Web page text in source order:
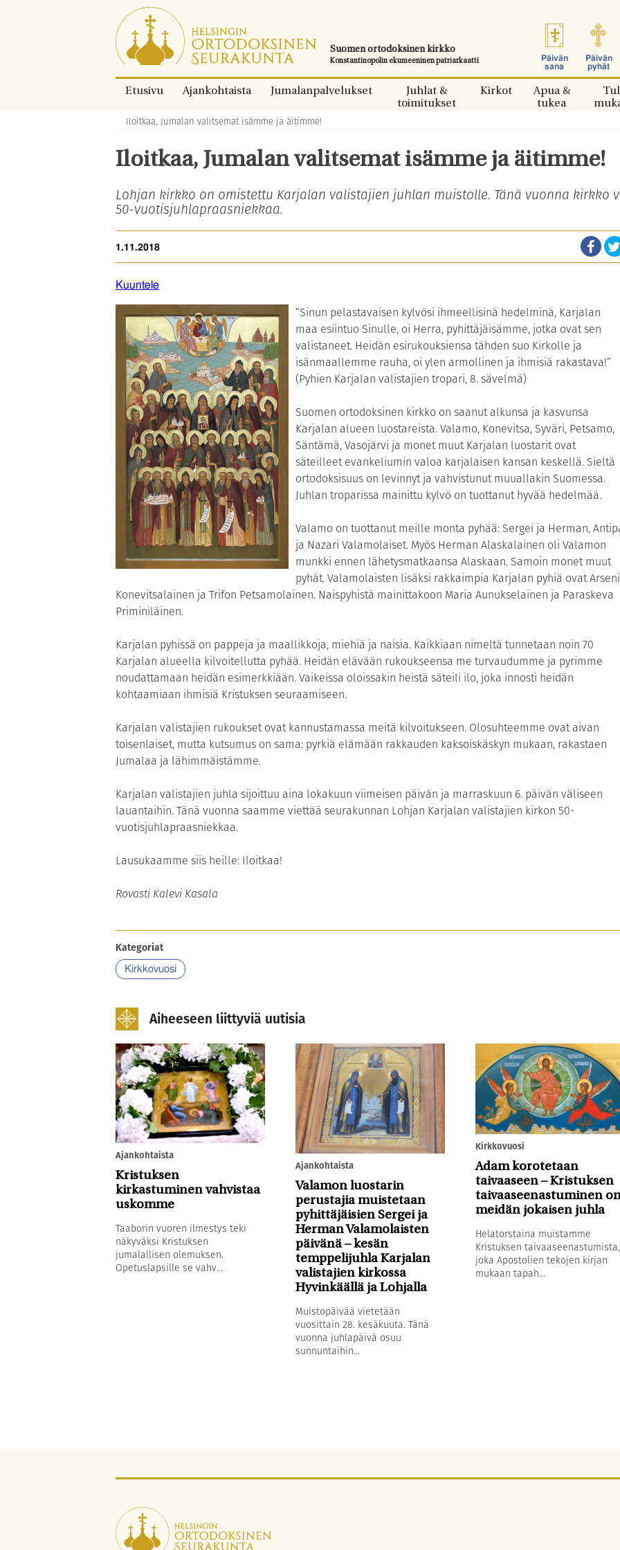
Siirry
suoraan
sisältöön.
Suomen ortodoksinen kirkko
Konstantinopolin ekumeeninen patriarkaatti
Päivän
sana
Päivän
pyhät
Etusivu Ajankohtaista Jumalanpalvelukset
Juhlat &
toimitukset
Kirkot
Apua &
tukea
Murupolku:
Iloitkaa, Jumalan valitsemat isämme ja äitimme!
Iloitkaa, Jumalan valitsemat isämme ja äitimme!
Lohjan kirkko on omistettu Karjalan valistajien juhlan muistolle. Tänä vuonna kirkko
50-vuotisjuhlapraasniekkaa.
1.11.2018
Kuuntele
”Sinun pelastavaisen kylvösi ihmeellisinä hedelminä, Karjalan
maa esiintuo Sinulle, oi Herra, pyhittäjäisämme, jotka ovat sen
valistaneet. Heidän esirukouksiensa tähden suo Kirkolle ja
isänmaallemme rauha, oi ylen armollinen ja ihmisiä rakastava!”
(Pyhien Karjalan valistajien tropari, 8. sävelmä)
Suomen ortodoksinen kirkko on saanut alkunsa ja kasvunsa
Karjalan alueen luostareista. Valamo, Konevitsa, Syväri, Petsamo,
Säntämä, Vasojärvi ja monet muut Karjalan luostarit ovat
säteilleet evankeliumin valoa karjalaisen kansan keskellä. Sieltä
ortodoksisuus on levinnyt ja vahvistunut muuallakin Suomessa.
Juhlan troparissa mainittu kylvö on tuottanut hyvää hedelmää.
Valamo on tuottanut meille monta pyhää: Sergei ja Herman,
ja Nazari Valamolaiset. Myös Herman Alaskalainen oli Valamon
munkki ennen lähetysmatkaansa Alaskaan. Samoin monet muut
pyhät. Valamolaisten lisäksi rakkaimpia Karjalan pyhiä ovat Arseni
Konevitsalainen ja Trifon Petsamolainen. Naispyhistä mainittakoon Maria Aunukselainen ja Paraskeva
Priminiläinen.
Karjalan pyhissä on pappeja ja maallikkoja, miehiä ja naisia. Kaikkiaan nimeltä tunnetaan noin 70
Karjalan alueella kilvoitellutta pyhää. Heidän elävään rukoukseensa me turvaudumme ja pyrimme
noudattamaan heidän esimerkkiään. Vaikeissa oloissakin heistä säteili ilo, joka innosti heidän
kohtaamiaan ihmisiä Kristuksen seuraamiseen.
Karjalan valistajien rukoukset ovat kannustamassa meitä kilvoitukseen. Olosuhteemme ovat aivan
toisenlaiset, mutta kutsumus on sama: pyrkiä elämään rakkauden kaksoiskäskyn mukaan, rakastaen
Jumalaa ja lähimmäistämme.
Karjalan valistajien juhla sijoittuu aina lokakuun viimeisen päivän ja marraskuun 6. päivän väliseen
lauantaihin. Tänä vuonna saamme viettää seurakunnan Lohjan Karjalan valistajien kirkon 50-
vuotisjuhlapraasniekkaa.
Lausukaamme siis heille: Iloitkaa!
Rovasti Kalevi Kasala
Kategoriat
Kirkkovuosi
Aiheeseen liittyviä uutisia
Ajankohtaista
Kristuksen
kirkastuminen vahvistaa
uskomme
Taaborin vuoren ilmestys teki
näkyväksi Kristuksen
jumalallisen olemuksen.
Opetuslapsille se vahv...
Ajankohtaista
Valamon luostarin
perustajia muistetaan
pyhittäjäisien Sergei ja
Herman Valamolaisten
päivänä – kesän
temppelijuhla Karjalan
valistajien kirkossa
Hyvinkäällä ja Lohjalla
Muistopäivää vietetään
vuosittain 28. kesäkuuta. Tänä
vuonna juhlapäivä osuu
sunnuntaihin...
Kirkkovuosi
Adam korotetaan
taivaaseen – Kristuksen
taivaaseenastuminen
meidän jokaisen juhla
Helatorstaina muistamme
Kristuksen taivaaseenastumista,
joka Apostolien tekojen kirjan
mukaan tapah...